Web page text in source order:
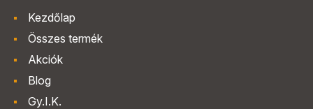
Kezdőlap
Összes termék
Akciók
Blog
Gy.I.K.